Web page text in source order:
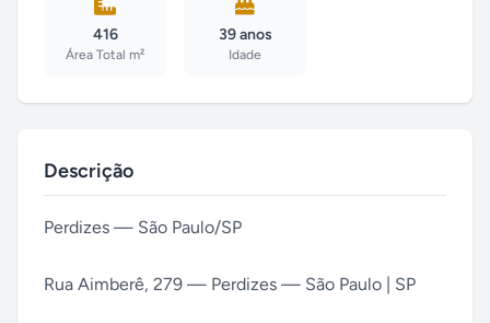
416
Área Total m²
39 anos
Idade
Descrição
Perdizes — São Paulo/SP
Rua Aimberê, 279 — Perdizes — São Paulo | SP